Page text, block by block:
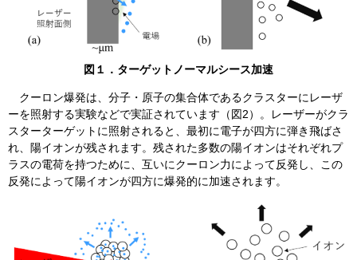
​図１．ターゲットノーマルシース加速
クーロン爆発は、分子・原子の集合体であるクラスターにレーザ
ーを照射する実験などで実証されています（図2）。レーザーがクラ
スターターゲットに照射されると、最初に電子が四方に弾き飛ばさ
れ、陽イオンが残されます。残された多数の陽イオンはそれぞれプ
ラスの電荷を持つために、互いにクーロン力によって反発し、この
反発によって陽イオンが四方に爆発的に加速されます。​